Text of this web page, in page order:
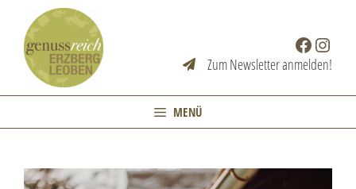
springen
Facebook
Zum Newsletter anmelden!
MENÜ